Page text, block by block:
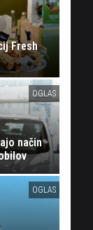
Fresh
OGLAS
način
OGLAS